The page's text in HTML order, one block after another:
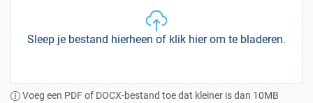
Sleep je bestand hierheen of klik hier om te bladeren.
Voeg een PDF of DOCX-bestand toe dat kleiner is dan 10MB